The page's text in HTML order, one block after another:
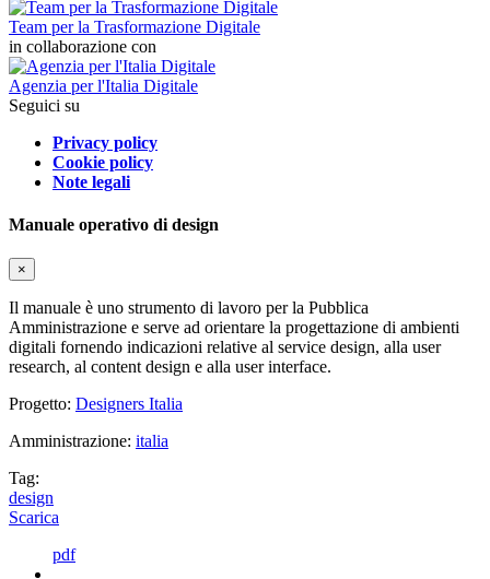
Team per la Trasformazione Digitale
in collaborazione con
Agenzia per l'Italia Digitale
Seguici su
Privacy policy
Cookie policy
Note legali
Manuale operativo di design
×
Il manuale è uno strumento di lavoro per la Pubblica
Amministrazione e serve ad orientare la progettazione di ambienti
digitali fornendo indicazioni relative al service design, alla user
research, al content design e alla user interface.
Progetto: Designers Italia
Amministrazione: italia
Tag:
design
Scarica
pdf